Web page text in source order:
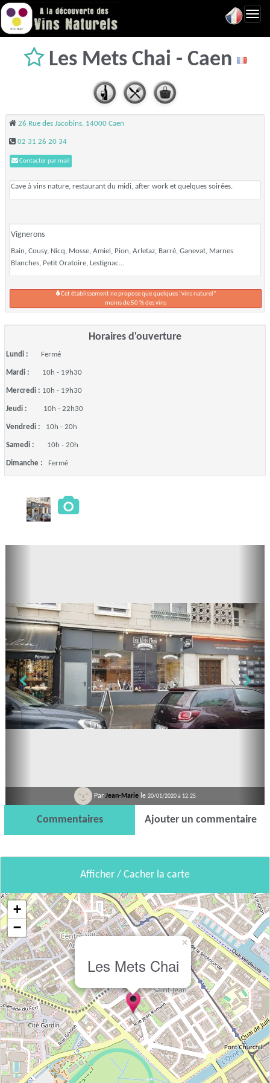
Les Mets Chai - Caen
26 Rue des Jacobins, 14000 Caen
02 31 26 20 34
Contacter par mail
Cave à vins nature, restaurant du midi, after work et quelques soirées.
Vignerons
Bain, Cousy, Nicq, Mosse, Amiel, Pion, Arletaz, Barré, Ganevat, Marnes
Blanches, Petit Oratoire, Lestignac...
Cet établissement ne propose que quelques "vins naturel"
moins de 50 % des vins
Horaires d'ouverture
Lundi : Fermé
Mardi : 10h - 19h30
Mercredi : 10h - 19h30
Jeudi : 10h - 22h30
Vendredi : 10h - 20h
Samedi : 10h - 20h
Dimanche : Fermé
Par Jean-Marie le 20/01/2020 à 12:25
Commentaires Ajouter un commentaire
Afficher / Cacher la carte
Les Mets Chai
×
+
−